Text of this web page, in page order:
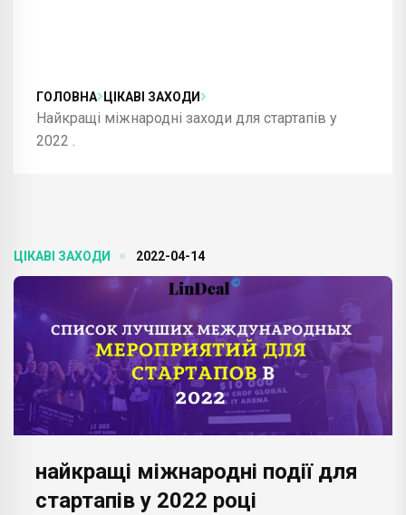
ГОЛОВНА ЦІКАВІ ЗАХОДИ
Найкращі міжнародні заходи для стартапів у
2022 .
ЦІКАВІ ЗАХОДИ 2022-04-14
найкращі міжнародні події для
стартапів у 2022 році